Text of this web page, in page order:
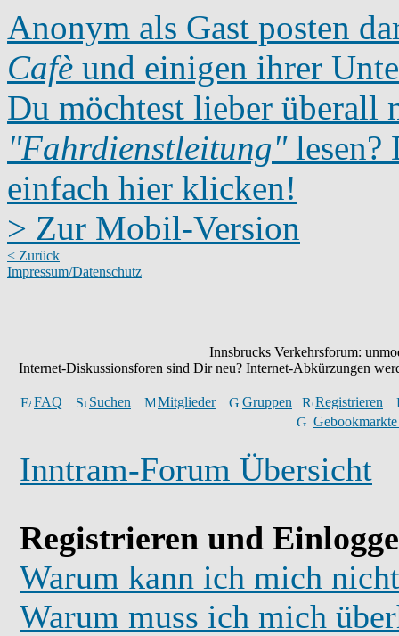
Anonym als Gast posten
Cafè und einigen ihrer
Du möchtest lieber überall
"Fahrdienstleitung"lesen?
einfach hier klicken!
> Zur Mobil-Version
< Zurück
Impressum/Datenschutz
Innsbrucks Verkehrsforum:
Internet-Diskussionsforen sind Dir neu? Internet-Abkürzungen
FAQ Suchen Mitglieder Gruppen
Registrieren
Inntram-Forum Übersicht
Registrieren und
Warum kann ich mich
Warum muss ich mich